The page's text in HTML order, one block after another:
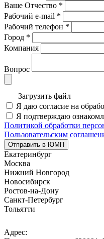
Ваше Отчество *
Рабочий e-mail *
Рабочий телефон *
Город *
Компания
Вопрос
Загрузить файл
Я даю согласие на
Я подтверждаю
Политикой обработки
Пользовательским
Отправить в ЮМП
Екатеринбург
Москва
Нижний Новгород
Новосибирск
Ростов-на-Дону
Санкт-Петербург
Тольятти
Адрес: